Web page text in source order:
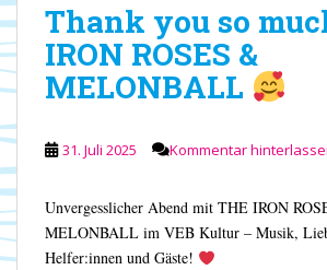
Thank you so
IRON ROSES &
MELONBALL
31. Juli 2025 Kommentar
Unvergesslicher Abend mit THE IRON
MELONBALL im VEB Kultur – Musik,
Helfer:innen und Gäste!